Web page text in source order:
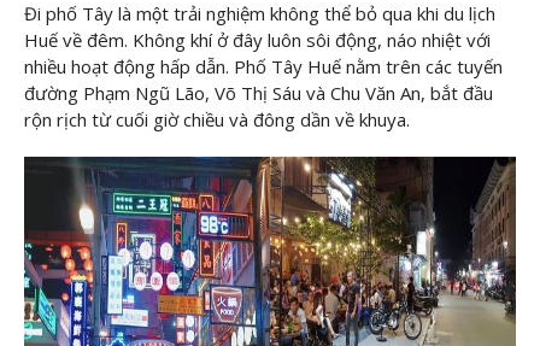
Đi phố Tây là một trải nghiệm không thể bỏ qua khi du lịch
Huế về đêm. Không khí ở đây luôn sôi động, náo nhiệt với
nhiều hoạt động hấp dẫn. Phố Tây Huế nằm trên các tuyến
đường Phạm Ngũ Lão, Võ Thị Sáu và Chu Văn An, bắt đầu
rộn rịch từ cuối giờ chiều và đông dần về khuya.